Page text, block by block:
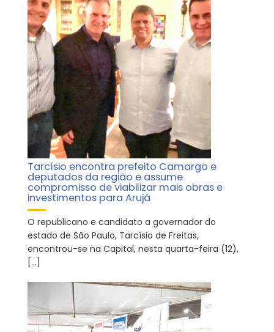
Tarcísio encontra prefeito Camargo e
deputados da região e assume
compromisso de viabilizar mais obras e
investimentos para Arujá
O republicano e candidato a governador do
estado de São Paulo, Tarcísio de Freitas,
encontrou-se na Capital, nesta quarta-feira (12),
[…]